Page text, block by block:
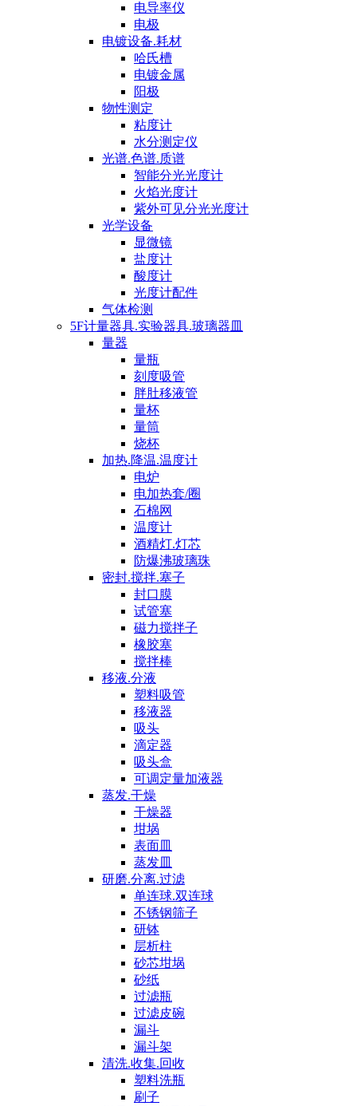
电导率仪
电极
电镀设备.耗材
哈氏槽
电镀金属
阳极
物性测定
粘度计
水分测定仪
光谱.色谱.质谱
智能分光光度计
火焰光度计
紫外可见分光光度计
光学设备
显微镜
盐度计
酸度计
光度计配件
气体检测
5F计量器具.实验器具.玻璃器皿
量器
量瓶
刻度吸管
胖肚移液管
量杯
量筒
烧杯
加热.降温.温度计
电炉
电加热套/圈
石棉网
温度计
酒精灯.灯芯
防爆沸玻璃珠
密封.搅拌.塞子
封口膜
试管塞
磁力搅拌子
橡胶塞
搅拌棒
移液.分液
塑料吸管
移液器
吸头
滴定器
吸头盒
可调定量加液器
蒸发.干燥
干燥器
坩埚
表面皿
蒸发皿
研磨.分离.过滤
单连球.双连球
不锈钢筛子
研钵
层析柱
砂芯坩埚
砂纸
过滤瓶
过滤皮碗
漏斗
漏斗架
清洗.收集.回收
塑料洗瓶
刷子